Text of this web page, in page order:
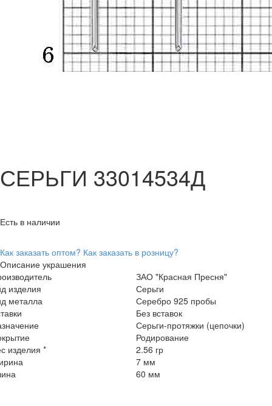
СЕРЬГИ 33014534Д
Есть в наличии
Как заказать оптом? Как заказать в розницу?
Описание украшения
ЗАО "Красная Пресня"
изделия
Серьги
металла
Серебро 925 пробы
Без вставок
Серьги-протяжки (цепочки)
Родирование
изделия *
2.56 гр
7 мм
60 мм